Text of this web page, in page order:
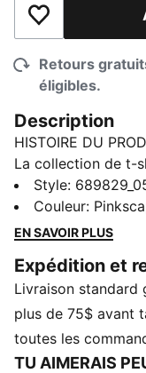
Ajouter à la
Retours
éligibles.
Description
HISTOIRE DU
La collection de t-
des designs
morceaux
abstraits aux logos
mène, ces
style branché
Contenu recyclé :
coton recyclé, il
Style:
Couleur:
EN SAVOIR PLUS
Expédition et
Livraison standard
plus de 75$ avant
toutes les
TU AIMERAIS